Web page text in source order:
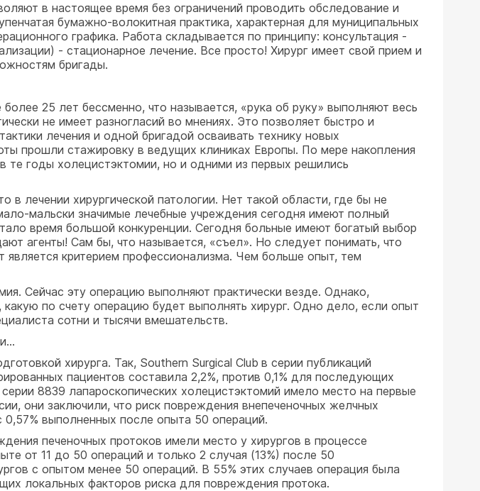
в настоящее время без ограничений проводить обследование и
бумажно-волокитная практика, характерная для муниципальных
графика. Работа складывается по принципу: консультация -
- стационарное лечение. Все просто! Хирург имеет свой прием и
бригады.
25 лет бессменно, что называется, «рука об руку» выполняют весь
не имеет разногласий во мнениях. Это позволяет быстро и
лечения и одной бригадой осваивать технику новых
прошли стажировку в ведущих клиниках Европы. По мере накопления
те годы холецистэктомии, но и одними из первых решились
в лечении хирургической патологии. Нет такой области, где бы не
мальски значимые лечебные учреждения сегодня имеют полный
время большой конкуренции. Сегодня больные имеют богатый выбор
агенты! Сам бы, что называется, «съел». Но следует понимать, что
является критерием профессионализма. Чем больше опыт, тем
Сейчас эту операцию выполняют практически везде. Однако,
по счету операцию будет выполнять хирург. Одно дело, если опыт
сотни и тысячи вмешательств.
хирурга. Так, Southern Surgical Club в серии публикаций
пациентов составила 2,2%, против 0,1% для последующих
8839 лапароскопических холецистэктомий имело место на первые
они заключили, что риск повреждения внепеченочных желчных
0,57% выполненных после опыта 50 операций.
печеночных протоков имели место у хирургов в процессе
от 11 до 50 операций и только 2 случая (13%) после 50
с опытом менее 50 операций. В 55% этих случаев операция была
локальных факторов риска для повреждения протока.